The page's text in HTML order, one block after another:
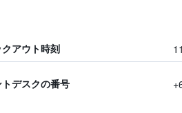
アウト時刻
トデスクの番号